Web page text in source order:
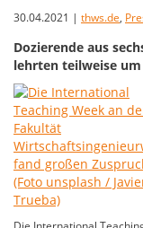
30.04.2021 | thws.de,
Dozierende aus
lehrten teilweise